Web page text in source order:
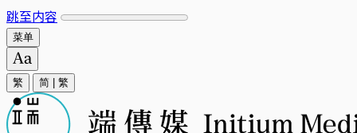
跳至内容
菜单
繁 简 繁